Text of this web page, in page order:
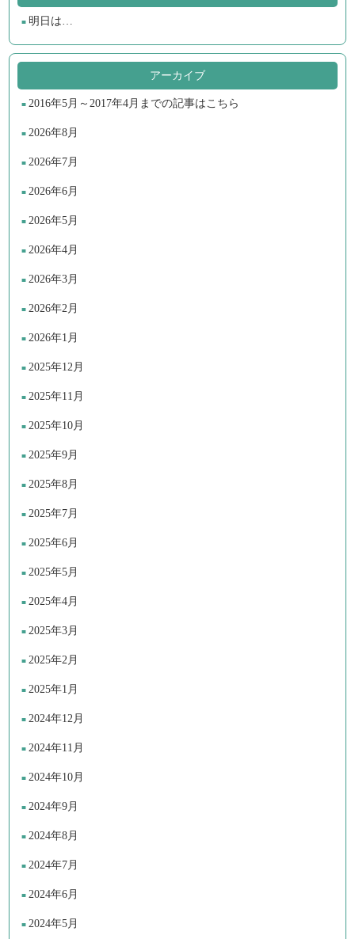
明日は…
アーカイブ
2016年5月～2017年4月までの記事はこちら
2026年8月
2026年7月
2026年6月
2026年5月
2026年4月
2026年3月
2026年2月
2026年1月
2025年12月
2025年11月
2025年10月
2025年9月
2025年8月
2025年7月
2025年6月
2025年5月
2025年4月
2025年3月
2025年2月
2025年1月
2024年12月
2024年11月
2024年10月
2024年9月
2024年8月
2024年7月
2024年6月
2024年5月